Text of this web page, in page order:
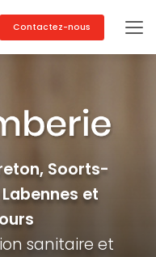
Contactez-nous
Soorts-
et
sanitaire et